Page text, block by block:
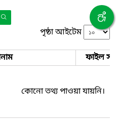
পৃষ্ঠা আইটেম
ফাইল
কোনো তথ্য পাওয়া যায়নি।